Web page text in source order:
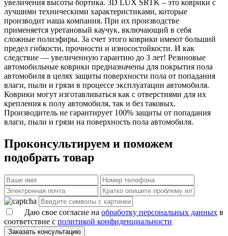
увеличения высоты бортика. 3D LUX SRTK – это коврики с
лучшими техническими характеристиками, которые
производит наша компания. При их производстве
применяется уретановый каучук, включающий в себя
сложные полиэфиры. За счет этого коврики имеют больший
предел гибкости, прочности и износостойкости. И как
следствие — увеличенную гарантию до 3 лет! Резиновые
автомобильные коврики предназначены для покрытия пола
автомобиля в целях защиты поверхности пола от попадания
влаги, пыли и грязи в процессе эксплуатации автомобиля.
Коврики могут изготавливаться как с отверстиями для их
крепления к полу автомобиля, так и без таковых.
Производитель не гарантирует 100% защиты от попадания
влаги, пыли и грязи на поверхность пола автомобиля.
Проконсультируем и поможем
подобрать товар
Даю свое согласие на обработку персональных данных в
соответствие с политикой конфиденциальности
Заказать консультацию